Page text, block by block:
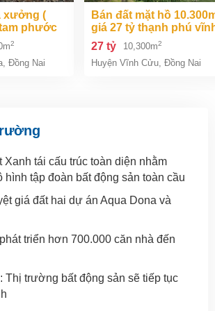
phước
giá 70,4
2
, Đồng Nai
bán đất mặt hồ 10.300m2
giá 27 tỷ thạnh phú
cửu đồng nai.
27 tỷ 10,300m2
Huyện Vĩnh Cửu, Đồng Nai
Xanh tái cấu trúc toàn diện nhằm
hình tập đoàn bất động sản toàn cầu
giá đất hai dự án Aqua Dona và
triển hơn 700.000 căn nhà đến
Thị trường bất động sản sẽ tiếp tục